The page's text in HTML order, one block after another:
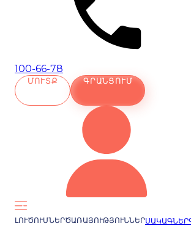
100-66-78
ՄՈՒՏՔ ԳՐԱՆՑՈՒՄ
ԼՈՒԾՈՒՄՆԵՐԾԱՌԱՅՈՒԹՅՈՒՆՆԵՐՍԱԿԱԳՆԵՐ